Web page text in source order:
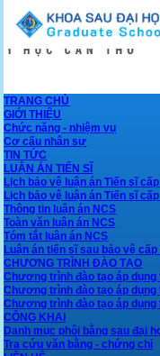
TRANG CHỦ
GIỚI THIỆU
Chức năng - nhiệm vụ
Cơ cấu nhân sự
TIN TỨC
LUẬN ÁN TIẾN SĨ
Lịch bảo vệ luận án Tiến sĩ
Lịch bảo vệ luận án Tiến sĩ
Thông tin luận án NCS
Toàn văn luận án NCS
Tóm tắt luận án NCS
Luận án tiến sĩ sau bảo vệ
CHƯƠNG TRÌNH ĐÀO TẠO
Chương trình đào tạo áp dụng
Chương trình đào tạo áp dụng
Chương trình đào tạo áp dụng
CÔNG KHAI
Danh mục phôi bằng sau đại
Tra cứu văn bằng - chứng chỉ